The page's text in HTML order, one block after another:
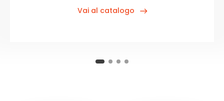
Vai al catalogo